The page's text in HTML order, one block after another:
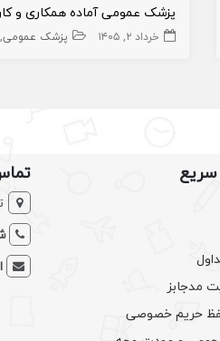
بیهوشی و درد پزشک متخصص ریه خرداد ۲, ۱۴۰۵ پزشک عمومی
مدجابز
حریم خصوصی